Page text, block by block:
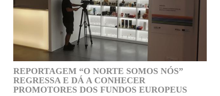
REPORTAGEM “O NORTE SOMOS NÓS”
REGRESSA E DÁ A CONHECER
PROMOTORES DOS FUNDOS EUROPEUS